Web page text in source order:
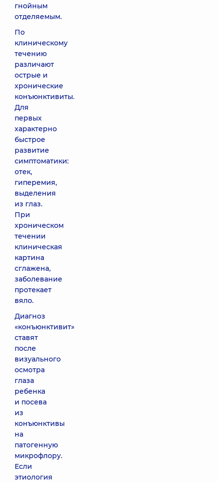
гнойным
отделяемым.
По
клиническому
течению
различают
острые и
хронические
конъюнктивиты.
Для
первых
характерно
быстрое
развитие
симптоматики:
отек,
гиперемия,
выделения
из глаз.
При
хроническом
течении
клиническая
картина
сглажена,
заболевание
протекает
вяло.
Диагноз
«конъюнктивит»
ставят
после
визуального
осмотра
глаза
ребенка
и посева
из
конъюнктивы
на
патогенную
микрофлору.
Если
этиология